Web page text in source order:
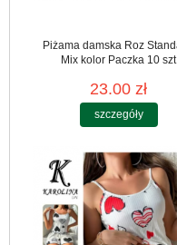
Piżama damska Roz
Mix kolor Paczka 10 szt
23.00 zł
szczegóły